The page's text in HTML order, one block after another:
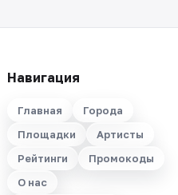
Навигация
Главная
Города
Площадки
Артисты
Рейтинги
Промокоды
О нас